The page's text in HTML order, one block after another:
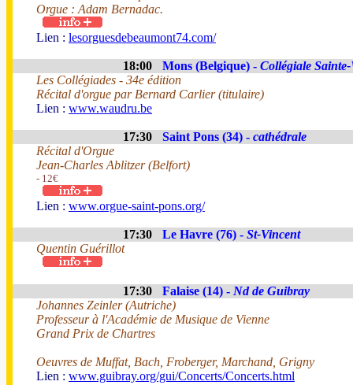
Orgue : Adam Bernadac.
Lien : lesorguesdebeaumont74.com/
18:00 Mons (Belgique) - Collégiale
Les Collégiades - 34e édition
Récital d'orgue par Bernard Carlier (titulaire)
Lien : www.waudru.be
17:30 Saint Pons (34) - cathédrale
Récital d'Orgue
Jean-Charles Ablitzer (Belfort)
- 12€
Lien : www.orgue-saint-pons.org/
17:30 Le Havre (76) - St-Vincent
Quentin Guérillot
17:30 Falaise (14) - Nd de Guibray
Johannes Zeinler (Autriche)
Professeur à l'Académie de Musique de Vienne
Grand Prix de Chartres
Oeuvres de Muffat, Bach, Froberger, Marchand, Grigny
Lien : www.guibray.org/gui/Concerts/Concerts.html